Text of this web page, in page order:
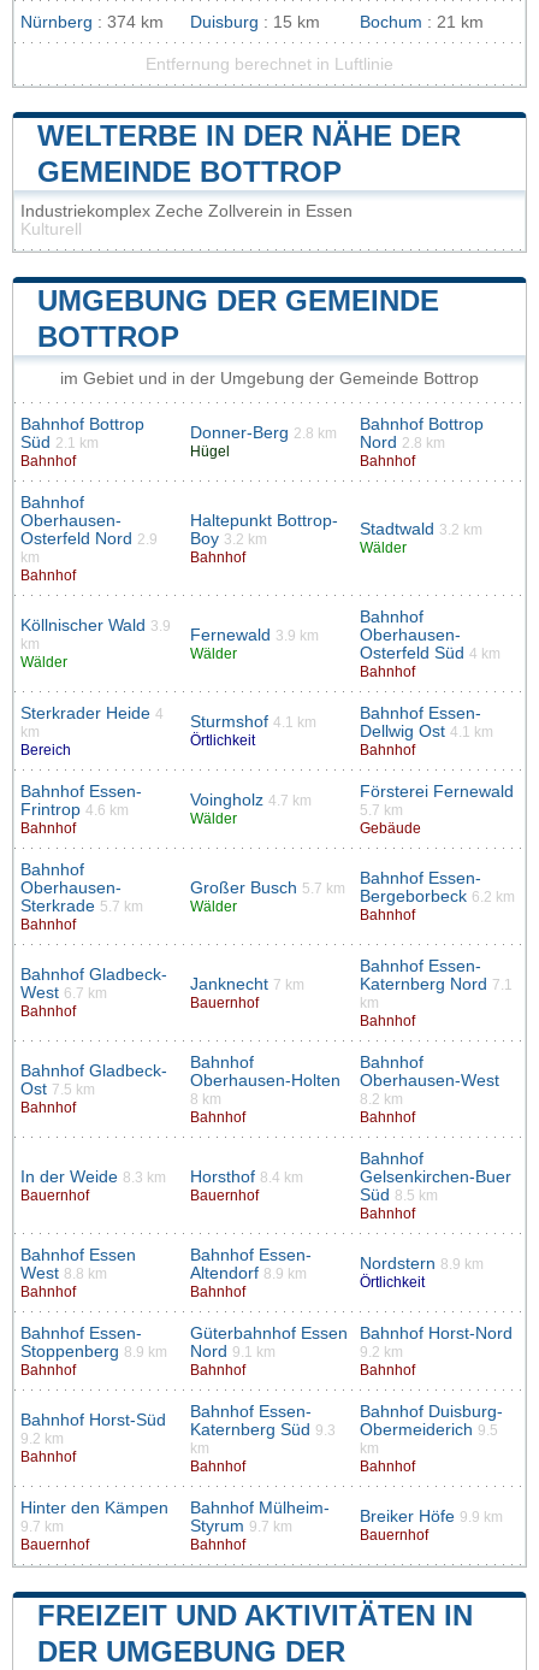
Nürnberg : 374 km Duisburg : 15 km Bochum : 21 km
Entfernung berechnet in Luftlinie
WELTERBE IN DER NÄHE DER
GEMEINDE BOTTROP
Industriekomplex Zeche Zollverein in Essen
Kulturell
UMGEBUNG DER GEMEINDE
BOTTROP
im Gebiet und in der Umgebung der Gemeinde Bottrop
Bahnhof Bottrop
Süd 2.1 km
Bahnhof
Donner-Berg 2.8 km
Hügel
Bahnhof Bottrop
Nord 2.8 km
Bahnhof
Bahnhof
Oberhausen-
Osterfeld Nord 2.9
km
Bahnhof
Haltepunkt Bottrop-
Boy 3.2 km
Bahnhof
Stadtwald 3.2 km
Wälder
Köllnischer Wald 3.9
km
Wälder
Fernewald 3.9 km
Wälder
Bahnhof
Oberhausen-
Osterfeld Süd 4 km
Bahnhof
Sterkrader Heide 4
km
Bereich
Sturmshof 4.1 km
Örtlichkeit
Bahnhof Essen-
Dellwig Ost 4.1 km
Bahnhof
Bahnhof Essen-
Frintrop 4.6 km
Bahnhof
Voingholz 4.7 km
Wälder
Försterei Fernewald
5.7 km
Gebäude
Bahnhof
Oberhausen-
Sterkrade 5.7 km
Bahnhof
Großer Busch 5.7 km
Wälder
Bahnhof Essen-
Bergeborbeck 6.2 km
Bahnhof
Bahnhof Gladbeck-
West 6.7 km
Bahnhof
Janknecht 7 km
Bauernhof
Bahnhof Essen-
Katernberg Nord
7.1
km
Bahnhof
Bahnhof Gladbeck-
Ost 7.5 km
Bahnhof
Bahnhof
Oberhausen-Holten
8 km
Bahnhof
Bahnhof
Oberhausen-West
8.2 km
Bahnhof
In der Weide 8.3 km
Bauernhof
Horsthof 8.4 km
Bauernhof
Bahnhof
Gelsenkirchen-Buer
Süd 8.5 km
Bahnhof
Bahnhof Essen
West 8.8 km
Bahnhof
Bahnhof Essen-
Altendorf 8.9 km
Bahnhof
Nordstern 8.9 km
Örtlichkeit
Bahnhof Essen-
Stoppenberg 8.9 km
Bahnhof
Güterbahnhof Essen
Nord 9.1 km
Bahnhof
Bahnhof Horst-Nord
9.2 km
Bahnhof
Bahnhof Horst-Süd
9.2 km
Bahnhof
Bahnhof Essen-
Katernberg Süd 9.3
km
Bahnhof
Bahnhof Duisburg-
Obermeiderich 9.5
km
Bahnhof
Hinter den Kämpen
9.7 km
Bauernhof
Bahnhof Mülheim-
Styrum 9.7 km
Bahnhof
Breiker Höfe 9.9 km
Bauernhof
FREIZEIT UND AKTIVITÄTEN IN
DER UMGEBUNG DER